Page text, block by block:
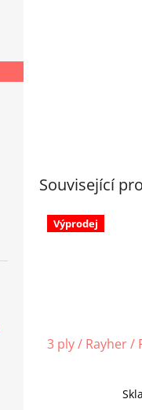
Související
Výprodej
3 ply / Rayher /